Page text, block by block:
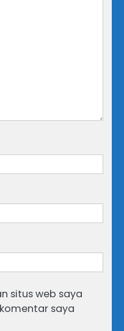
situs web saya
saya